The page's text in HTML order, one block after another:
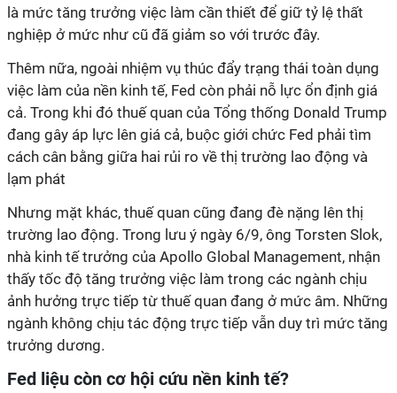
là mức tăng trưởng việc làm cần thiết để giữ tỷ lệ thất
nghiệp ở mức như cũ đã giảm so với trước đây.
Thêm nữa, ngoài nhiệm vụ thúc đẩy trạng thái toàn dụng
việc làm của nền kinh tế, Fed còn phải nỗ lực ổn định giá
cả. Trong khi đó thuế quan của Tổng thống Donald Trump
đang gây áp lực lên giá cả, buộc giới chức Fed phải tìm
cách cân bằng giữa hai rủi ro về thị trường lao động và
lạm phát
Nhưng mặt khác, thuế quan cũng đang đè nặng lên thị
trường lao động. Trong lưu ý ngày 6/9, ông Torsten Slok,
nhà kinh tế trưởng của Apollo Global Management, nhận
thấy tốc độ tăng trưởng việc làm trong các ngành chịu
ảnh hưởng trực tiếp từ thuế quan đang ở mức âm. Những
ngành không chịu tác động trực tiếp vẫn duy trì mức tăng
trưởng dương.
Fed liệu còn cơ hội cứu nền kinh tế?